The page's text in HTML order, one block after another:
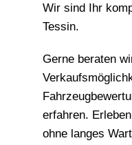
Wir sind Ihr
Tessin.
Gerne beraten
erfahren.
ohne langes